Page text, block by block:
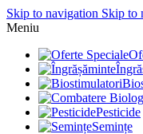
Skip to navigation Skip to
Meniu
Pesticide
Semințe